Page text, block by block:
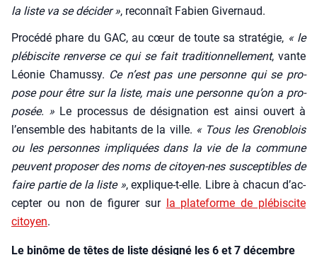
la liste va se déci­der », recon­naît Fabien Giver­naud.
Pro­cé­dé phare du GAC, au cœur de toute sa stra­té­gie, « le
plé­bis­cite ren­verse ce qui se fait tra­di­tion­nel­le­ment, vante
Léo­nie Cha­mus­sy. Ce n’est pas une per­sonne qui se pro­
pose pour être sur la liste, mais une per­sonne qu’on a pro­
po­sée. » Le pro­ces­sus de dési­gna­tion est ain­si ouvert à
l’en­semble des habi­tants de la ville. « Tous les Gre­no­blois
ou les per­sonnes impli­quées dans la vie de la com­mune
peuvent pro­po­ser des noms de citoyen-nes sus­cep­tibles de
faire par­tie de la liste », explique-t-elle. Libre à cha­cun d’ac­
cep­ter ou non de figu­rer sur la pla­te­forme de plé­bis­cite
citoyen.
Le binôme de têtes de liste désigné les 6 et 7 décembre